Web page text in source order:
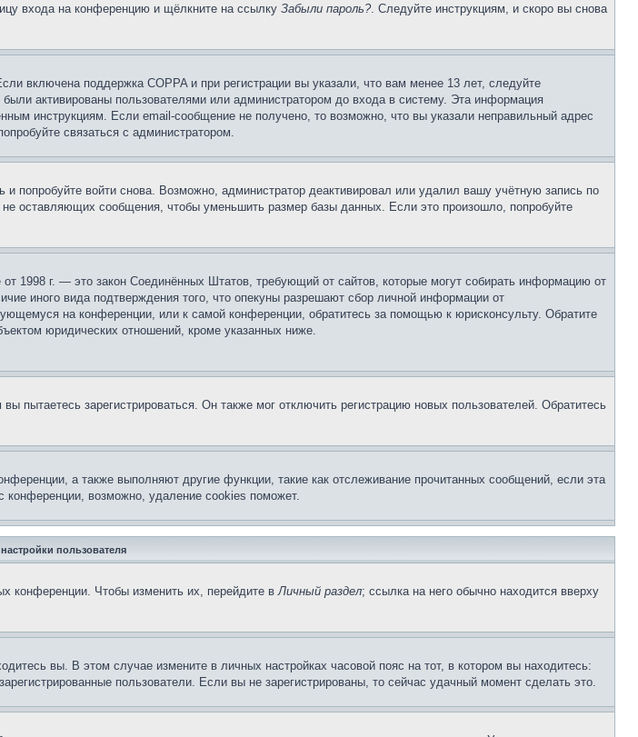
входа на конференцию и щёлкните на ссылку Забыли пароль?. Следуйте инструкциям, и скоро вы снова
включена поддержка COPPA и при регистрации вы указали, что вам менее 13 лет, следуйте
активированы пользователями или администратором до входа в систему. Эта информация
инструкциям. Если email-сообщение не получено, то возможно, что вы указали неправильный адрес
связаться с администратором.
попробуйте войти снова. Возможно, администратор деактивировал или удалил вашу учётную запись по
оставляющих сообщения, чтобы уменьшить размер базы данных. Если это произошло, попробуйте
1998 г. — это закон Соединённых Штатов, требующий от сайтов, которые могут собирать информацию от
иного вида подтверждения того, что опекуны разрешают сбор личной информации от
на конференции, или к самой конференции, обратитесь за помощью к юрисконсульту. Обратите
юридических отношений, кроме указанных ниже.
зарегистрироваться. Он также мог отключить регистрацию новых пользователей. Обратитесь
а также выполняют другие функции, такие как отслеживание прочитанных сообщений, если эта
возможно, удаление cookies поможет.
пользователя
конференции. Чтобы изменить их, перейдите вЛичный раздел; ссылка на него обычно находится вверху
вы. В этом случае измените в личных настройках часовой пояс на тот, в котором вы находитесь:
пользователи. Если вы не зарегистрированы, то сейчас удачный момент сделать это.